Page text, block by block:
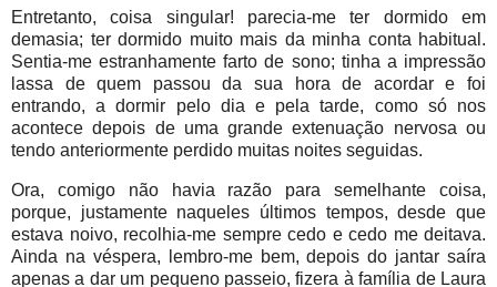
Entretanto, coisa singular! parecia-me ter dormido em
demasia; ter dormido muito mais da minha conta habitual.
Sentia-me estranhamente farto de sono; tinha a impressão
lassa de quem passou da sua hora de acordar e foi
entrando, a dormir pelo dia e pela tarde, como só nos
acontece depois de uma grande extenuação nervosa ou
tendo anteriormente perdido muitas noites seguidas.
Ora, comigo não havia razão para semelhante coisa,
porque, justamente naqueles últimos tempos, desde que
estava noivo, recolhia-me sempre cedo e cedo me deitava.
Ainda na véspera, lembro-me bem, depois do jantar saíra
apenas a dar um pequeno passeio, fizera à família de Laura